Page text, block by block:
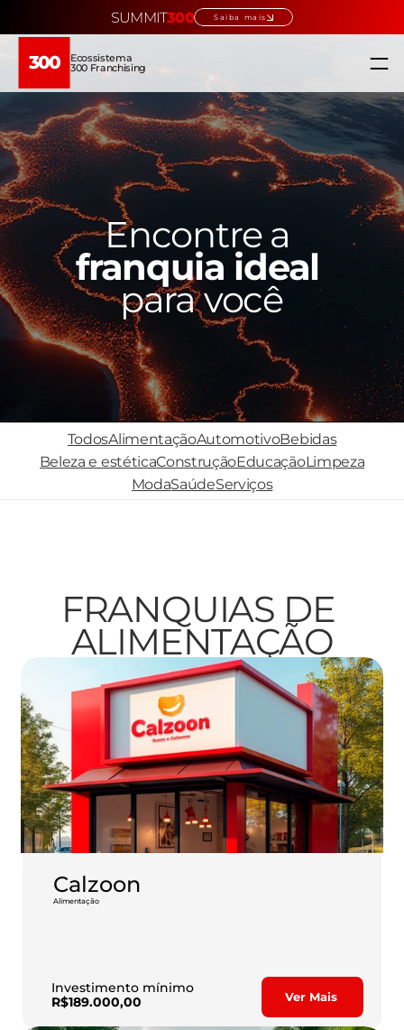
franquia ideal
para você
300 Ecossistema
300 Franchising
Changelog
Home
Ecossistema
Quem somos
Summit300
Verticais →
Conteúdos →
Escolha sua franquia
Educação →
RESOURCES
Blog
Careers
TodosAlimentaçãoAutomotivoBebidas
Beleza e estéticaConstruçãoEducaçãoLimpeza
ModaSaúdeServiços
FRANQUIAS DE
ALIMENTAÇÃO
Calzoon
Alimentação
Investimento mínimo
R$189.000,00
Ver Mais
SUMMIT300 Saiba mais